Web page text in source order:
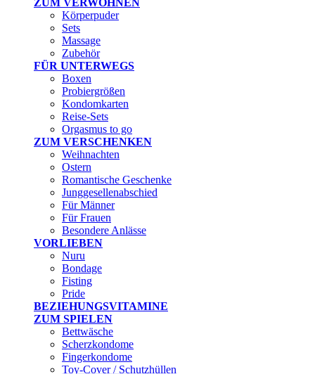
ZUM VERWÖHNEN
Körperpuder
Sets
Massage
Zubehör
FÜR UNTERWEGS
Boxen
Probiergrößen
Kondomkarten
Reise-Sets
Orgasmus to go
ZUM VERSCHENKEN
Weihnachten
Ostern
Romantische Geschenke
Junggesellenabschied
Für Männer
Für Frauen
Besondere Anlässe
VORLIEBEN
Nuru
Bondage
Fisting
Pride
BEZIEHUNGSVITAMINE
ZUM SPIELEN
Bettwäsche
Scherzkondome
Fingerkondome
Toy-Cover / Schutzhüllen